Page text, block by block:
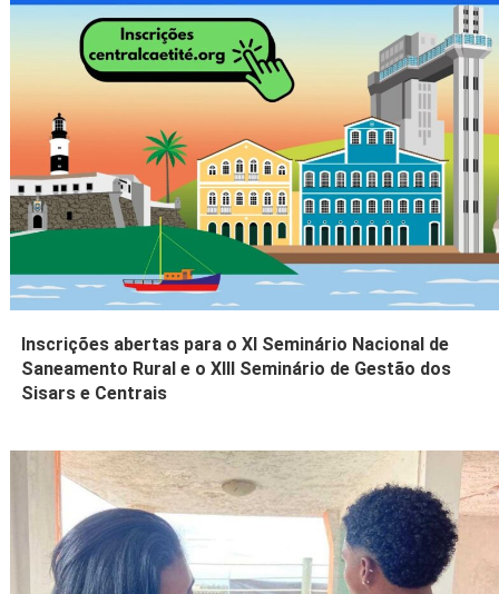
Inscrições abertas para o XI Seminário Nacional de
Saneamento Rural e o XIII Seminário de Gestão dos
Sisars e Centrais